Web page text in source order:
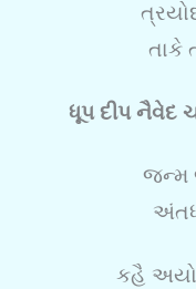
તાકે
ધૂપ દીપ નૈવેદ
જન્મ
કહૈ